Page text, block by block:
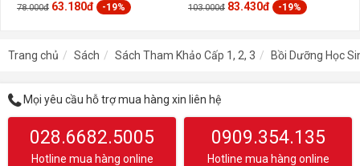
78.000đ 63.180đ -19% 103.000đ 83.430đ -19%
Trang chủ Sách Sách Tham Khảo Cấp 1, 2, 3 Bồi Dưỡng Học
Mọi yêu cầu hỗ trợ mua hàng xin liên hệ
028.6682.5005
Hotline mua hàng online
0909.354.135
Hotline mua hàng online